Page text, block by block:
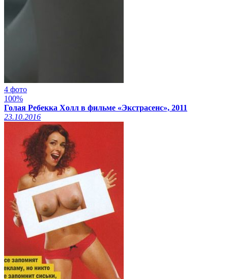
4 фото
100%
Голая Ребекка Холл в фильме «Экстрасенс», 2011
23.10.2016